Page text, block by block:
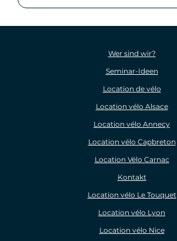
Wer sind wir?
Seminar-Ideen
Location de vélo
Location vélo Alsace
Location vélo Annecy
Location vélo Capbreton
Location Vélo Carnac
Kontakt
Location vélo Le Touquet
Location vélo Lyon
Location vélo Nice